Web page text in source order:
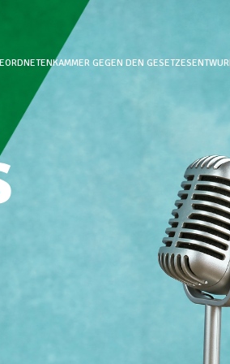
GEGEN DEN